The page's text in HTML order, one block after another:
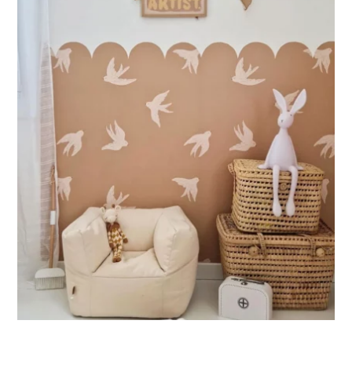
Progettato per pareti molto grandi, permette di ottenere un
effetto ampio e immersivo.
🔹 Verticale
Ideale per spazi in cui l’altezza è maggiore della larghezza
(scale, pareti strette e alte, ecc.).